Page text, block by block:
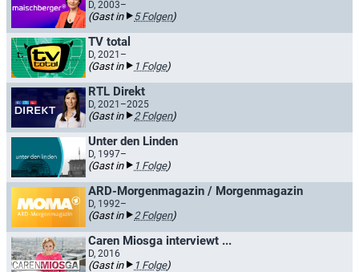
D, 2003–
(Gast in 5 Folgen)
TV total
D, 2021–
(Gast in 1 Folge)
RTL Direkt
D, 2021–2025
(Gast in 2 Folgen)
Unter den Linden
D, 1997–
(Gast in 1 Folge)
ARD-Morgenmagazin / Morgenmagazin
D, 1992–
(Gast in 2 Folgen)
Caren Miosga interviewt ...
D, 2016
(Gast in 1 Folge)